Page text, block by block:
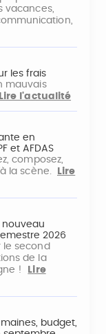
vacances,
les frais
mauvais
Lire l'actualité
en
et AFDAS
composez,
la scène.
Lire
nouveau
2026
le second
de la
!
Lire
budget,